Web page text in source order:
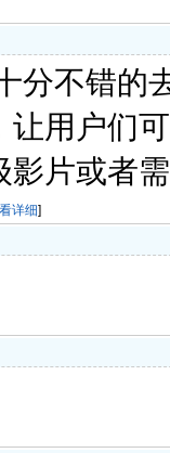
分不错的
让用户们
片或者
详细]